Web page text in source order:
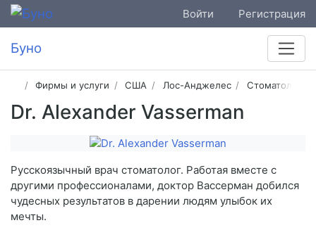
Войти Регистрация
Буно
Фирмы и услуги США Лос-Анджелес Стоматологи
Dr. Alexander Vasserman
Русскоязычный врач стоматолог. Работая вместе с
другими профессионалами, доктор Вассерман добился
чудесных результатов в дарении людям улыбок их
мечты.